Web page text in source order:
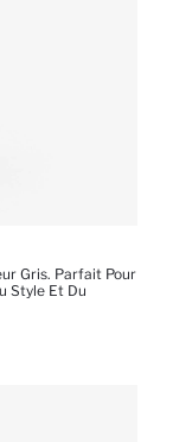
Gris. Parfait Pour
Style Et Du